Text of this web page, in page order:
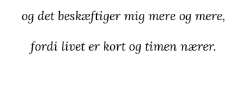
og det beskæftiger mig mere og mere,
fordi livet er kort og timen nærer.